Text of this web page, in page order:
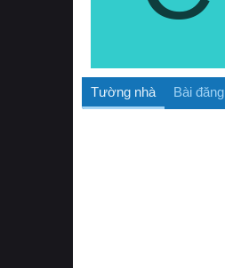
Tường nhà Bài đăng